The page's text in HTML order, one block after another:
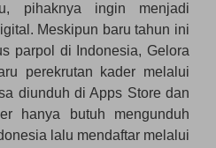
pihaknya ingin menjadi
Meskipun baru tahun ini
parpol di Indonesia, Gelora
perekrutan kader melalui
diunduh di Apps Store dan
hanya butuh mengunduh
lalu mendaftar melalui